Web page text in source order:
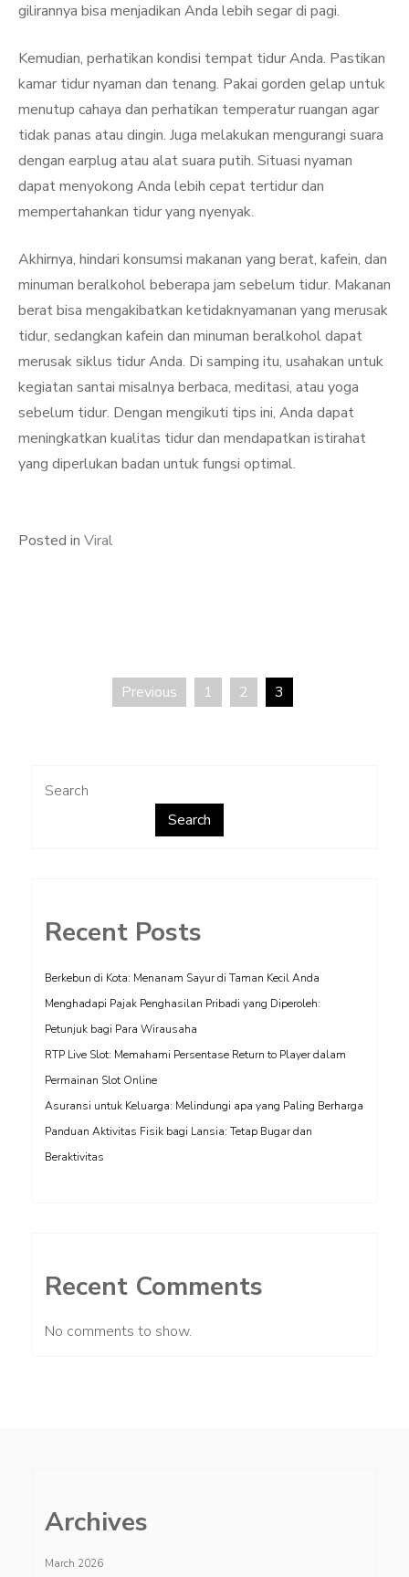
gilirannya bisa menjadikan Anda lebih segar di pagi.
Kemudian, perhatikan kondisi tempat tidur Anda. Pastikan
kamar tidur nyaman dan tenang. Pakai gorden gelap untuk
menutup cahaya dan perhatikan temperatur ruangan agar
tidak panas atau dingin. Juga melakukan mengurangi suara
dengan earplug atau alat suara putih. Situasi nyaman
dapat menyokong Anda lebih cepat tertidur dan
mempertahankan tidur yang nyenyak.
Akhirnya, hindari konsumsi makanan yang berat, kafein, dan
minuman beralkohol beberapa jam sebelum tidur. Makanan
berat bisa mengakibatkan ketidaknyamanan yang merusak
tidur, sedangkan kafein dan minuman beralkohol dapat
merusak siklus tidur Anda. Di samping itu, usahakan untuk
kegiatan santai misalnya berbaca, meditasi, atau yoga
sebelum tidur. Dengan mengikuti tips ini, Anda dapat
meningkatkan kualitas tidur dan mendapatkan istirahat
yang diperlukan badan untuk fungsi optimal.
Posted in Viral
Previous 1 2 3
Search
Search
Recent Posts
Berkebun di Kota: Menanam Sayur di Taman Kecil Anda
Menghadapi Pajak Penghasilan Pribadi yang Diperoleh:
Petunjuk bagi Para Wirausaha
RTP Live Slot: Memahami Persentase Return to Player dalam
Permainan Slot Online
Asuransi untuk Keluarga: Melindungi apa yang Paling Berharga
Panduan Aktivitas Fisik bagi Lansia: Tetap Bugar dan
Beraktivitas
Recent Comments
No comments to show.
Archives
March 2026